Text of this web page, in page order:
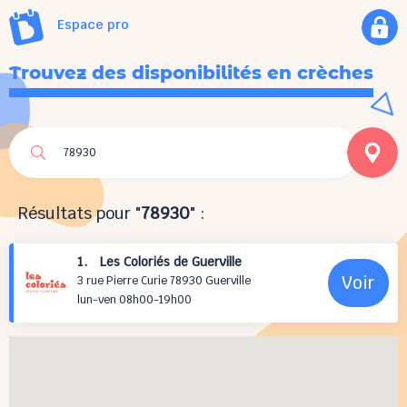
Espace pro
Trouvez des disponibilités en crèches
Résultats pour "78930" :
1. Les Coloriés de Guerville
3 rue Pierre Curie 78930 Guerville
lun-ven 08h00-19h00
Voir